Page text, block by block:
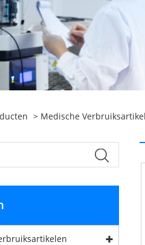
> Medische